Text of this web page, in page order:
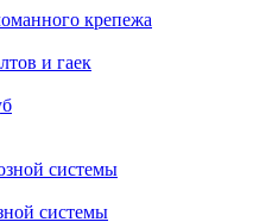
крепежа
и гаек
системы
системы